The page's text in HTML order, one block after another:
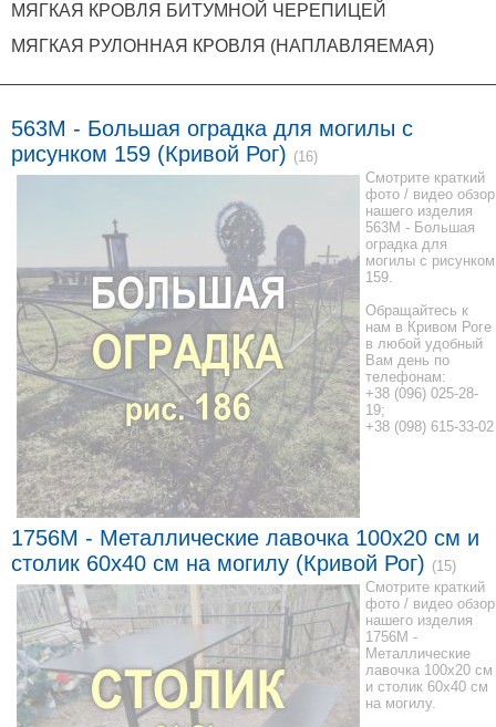
МЯГКАЯ КРОВЛЯ БИТУМНОЙ ЧЕРЕПИЦЕЙ
МЯГКАЯ РУЛОННАЯ КРОВЛЯ (НАПЛАВЛЯЕМАЯ)
563M - Большая оградка для могилы с
рисунком 159 (Кривой Рог) (16)
Смотрите краткий
фото / видео обзор
нашего изделия
563M - Большая
оградка для
могилы с рисунком
159.
Обращайтесь к
нам в Кривом Роге
в любой удобный
Вам день по
телефонам:
+38 (096) 025-28-
19;
+38 (098) 615-33-02
1756M - Металлические лавочка 100x20 см и
столик 60x40 см на могилу (Кривой Рог) (15)
Смотрите краткий
фото / видео обзор
нашего изделия
1756M -
Металлические
лавочка 100x20 см
и столик 60x40 см
на могилу.